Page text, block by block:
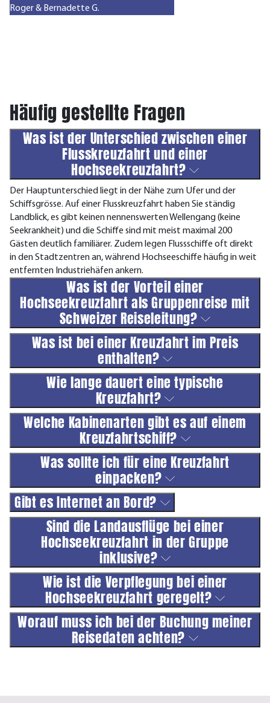
Roger & Bernadette G.
Häufig gestellte Fragen
Was ist der Unterschied zwischen einer
Flusskreuzfahrt und einer
Hochseekreuzfahrt?
Der Hauptunterschied liegt in der Nähe zum Ufer und der
Schiffsgrösse. Auf einer Flusskreuzfahrt haben Sie ständig
Landblick, es gibt keinen nennenswerten Wellengang (keine
Seekrankheit) und die Schiffe sind mit meist maximal 200
Gästen deutlich familiärer. Zudem legen Flussschiffe oft direkt
in den Stadtzentren an, während Hochseeschiffe häufig in weit
entfernten Industriehäfen ankern.
Was ist der Vorteil einer
Hochseekreuzfahrt als Gruppenreise mit
Schweizer Reiseleitung?
Was ist bei einer Kreuzfahrt im Preis
enthalten?
Wie lange dauert eine typische
Kreuzfahrt?
Welche Kabinenarten gibt es auf einem
Kreuzfahrtschiff?
Was sollte ich für eine Kreuzfahrt
einpacken?
Gibt es Internet an Bord?
Sind die Landausflüge bei einer
Hochseekreuzfahrt in der Gruppe
inklusive?
Wie ist die Verpflegung bei einer
Hochseekreuzfahrt geregelt?
Worauf muss ich bei der Buchung meiner
Reisedaten achten?